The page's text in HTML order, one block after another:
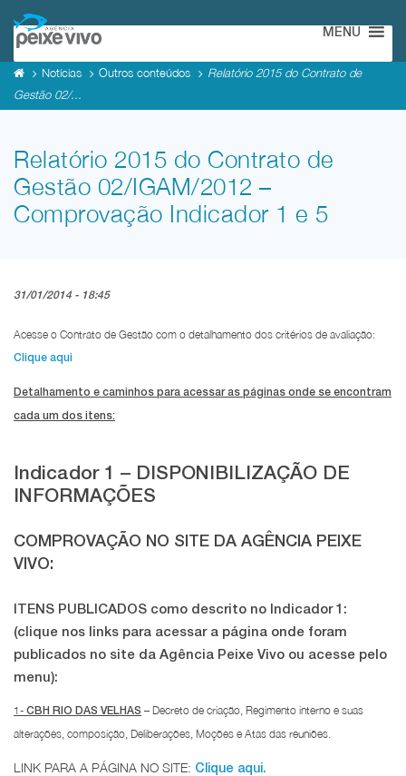
MENU
Notícias Outros conteúdos
Relatório 2015 do Contrato de
Gestão 02/...
Relatório 2015 do Contrato de
Gestão 02/IGAM/2012 –
Comprovação Indicador 1 e 5
31/01/2014 - 18:45
Acesse o Contrato de Gestão com o detalhamento dos critérios de avaliação:
Clique aqui
Detalhamento e caminhos para acessar as páginas onde se encontram
cada um dos itens:
Indicador 1 – DISPONIBILIZAÇÃO DE
INFORMAÇÕES
COMPROVAÇÃO NO SITE DA AGÊNCIA PEIXE
VIVO:
ITENS PUBLICADOS como descrito no Indicador 1:
(clique nos links para acessar a página onde foram
publicados no site da Agência Peixe Vivo ou acesse pelo
menu):
1- CBH RIO DAS VELHAS – Decreto de criação, Regimento interno e suas
alterações, composição, Deliberações, Moções e Atas das reuniões.
LINK PARA A PÁGINA NO SITE: Clique aqui.